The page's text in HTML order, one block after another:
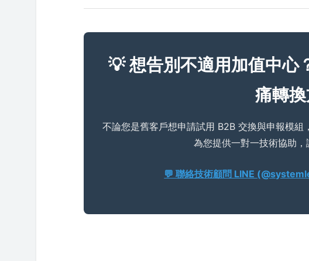
💡 想告別不適用加值中心
痛轉換
不論您是舊客戶想申請試用 B2B 交換與申報模
為您提供一對一技術協助，
💬 聯絡技術顧問 LINE